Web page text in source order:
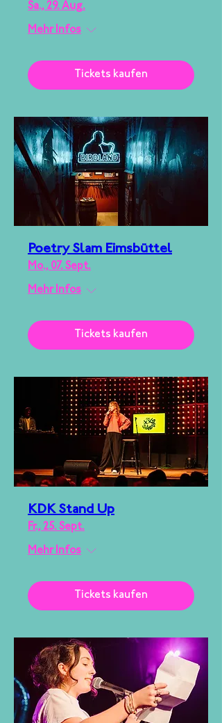
Sa., 29. Aug.
Mehr Infos
Tickets kaufen
Poetry Slam Eimsbüttel
Mo., 07. Sept.
Mehr Infos
Tickets kaufen
KDK Stand Up
Fr., 25. Sept.
Mehr Infos
Tickets kaufen